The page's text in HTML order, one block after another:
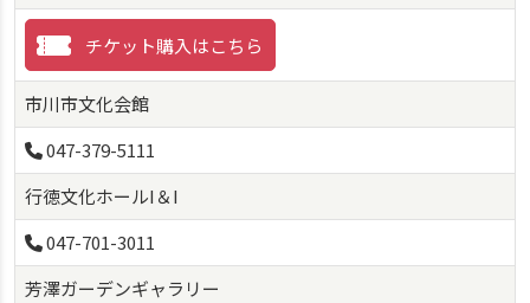
チケット購入はこちら
市川市文化会館
047-379-5111
行徳文化ホールI＆I
047-701-3011
芳澤ガーデンギャラリー